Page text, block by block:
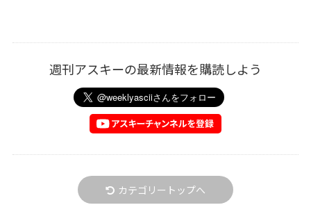
週刊アスキーの最新情報を購読しよう
カテゴリートップへ